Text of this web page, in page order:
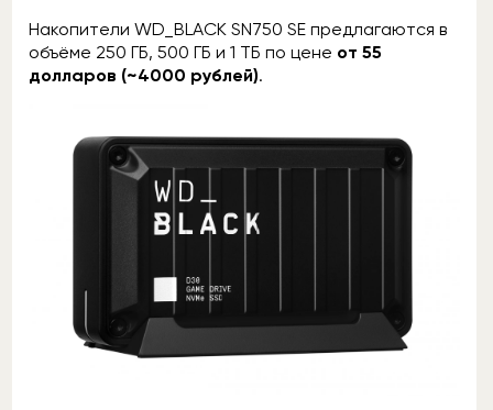
Накопители WD_BLACK SN750 SE предлагаются в
объёме 250 ГБ, 500 ГБ и 1 ТБ по цене от 55
долларов (~4000 рублей).